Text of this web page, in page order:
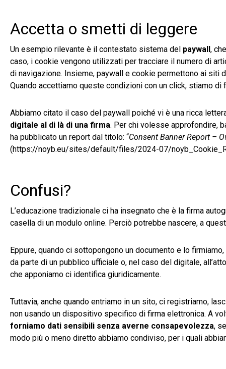
Accetta o smetti di leggere
Un esempio rilevante è il contestato sistema del paywall ,
caso, i cookie vengono utilizzati per tracciare il numero di
di navigazione. Insieme, paywall e cookie permettono ai
Quando accettiamo queste condizioni con un click, stiamo di
Abbiamo citato il caso del paywall poiché vi è una ricca
digitale al di là di una firma. Per chi volesse approfondire,
ha pubblicato un report dal titolo: “Consent Banner Report –
(https://noyb.eu/sites/default/files/2024-07/
Confusi?
L’educazione tradizionale ci ha insegnato che è la firma
casella di un modulo online. Perciò potrebbe nascere, a
Eppure, quando ci sottopongono un documento e lo firmiamo,
da parte di un pubblico ufficiale o, nel caso del digitale,
che apponiamo ci identifica giuridicamente.
Tuttavia, anche quando entriamo in un sito, ci registriamo,
non usando un dispositivo specifico di firma elettronica. A
forniamo dati sensibili senza averne consapevolezza,
modo più o meno diretto abbiamo condiviso, per i quali